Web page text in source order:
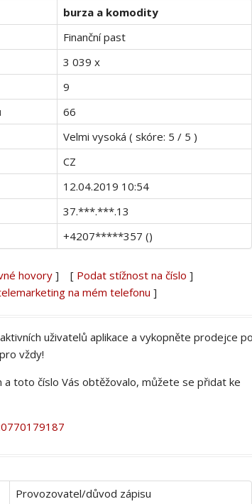
burza a komodity
Finanční past
3 039 x
9
66
Velmi vysoká ( skóre: 5 / 5 )
CZ
12.04.2019 10:54
37.***.***.13
+4207*****357 ()
hovory] [ Podat stížnost na číslo ]
na mém telefonu ]
aktivních uživatelů aplikace a vykopněte prodejce po
vždy!
toto číslo Vás obtěžovalo, můžete se přidat ke
Provozovatel/důvod zápisu